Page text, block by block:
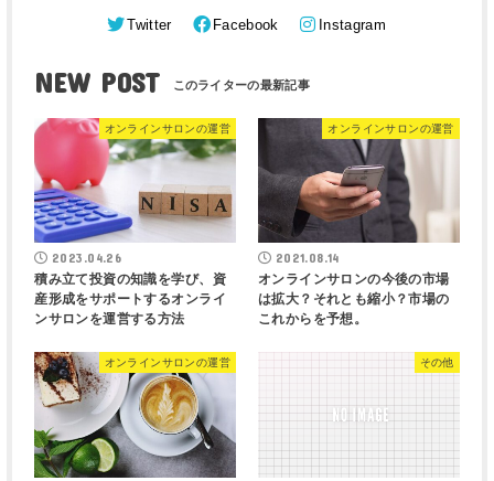
Twitter Facebook Instagram
NEW POST
オンラインサロンの運営
2023.04.26
積み立て投資の知識を学び、資
産形成をサポートするオンライ
ンサロンを運営する方法
オンラインサロンの運営
2021.08.14
オンラインサロンの今後の市場
は拡大？それとも縮小？市場の
これからを予想。
オンラインサロンの運営 その他